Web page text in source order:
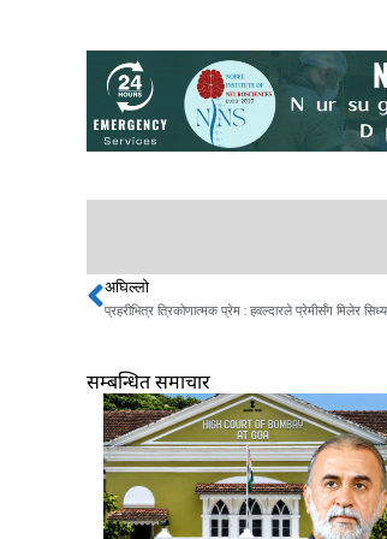
Prev
अघिल्लो
प्रहरीभित्र त्रिकोणात्मक प्रेम : हवल्दारले प्रेमीसँग मिलेर
सम्बन्धित समाचार